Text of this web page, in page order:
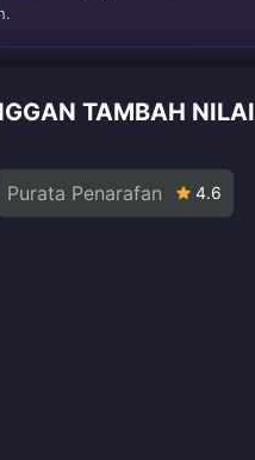
TAMBAH NILAI
Purata Penarafan 4.6